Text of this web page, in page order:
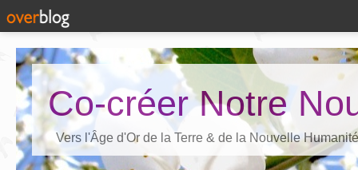
Co-créer Notre
Vers l'Âge d'Or de la Terre & de la Nouvelle Humanité